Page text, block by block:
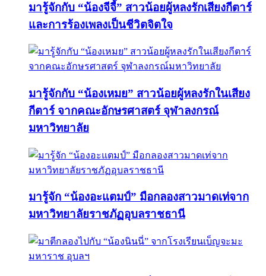
มารู้จักกับ “น้องจีจี้” สาวน้อยผู้หลงรักเสียงกีตาร์
และการร้องเพลงเป็นชีวิตจิตใจ
มารู้จักกับ “น้องเหมย” สาวน้อยผู้หลงรักในเสียง
กีตาร์ จากคณะอักษรศาสตร์ จุฬาลงกรณ์
มหาวิทยาลัย
มารู้จัก “น้องอะแตมป์” มือกลองสาวมาดเท่จาก
มหาวิทยาลัยราชภัฏอุบลราชธานี